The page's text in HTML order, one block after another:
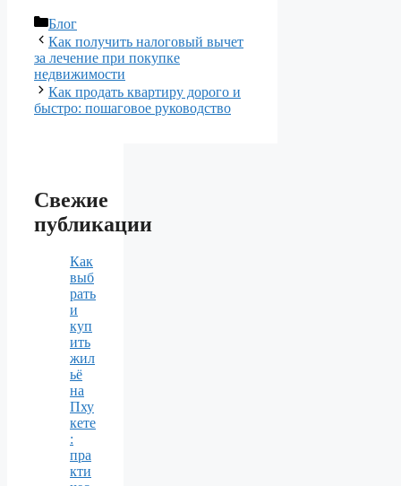
Рубрики
Блог
Как получить налоговый вычет
за лечение при покупке
недвижимости
Как продать квартиру дорого и
быстро: пошаговое руководство
Свежие
публикации
Как
выб
рать
и
куп
ить
жил
ьё
на
Пху
кете
:
пра
кти